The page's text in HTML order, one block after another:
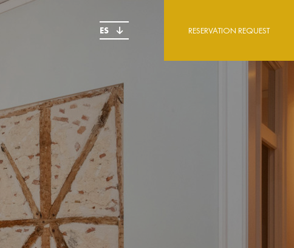
ES RESERVATION REQUEST